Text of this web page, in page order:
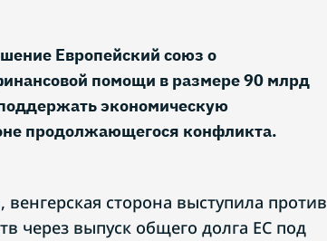
Европейский союз о
помощи в размере 90 млрд
экономическую
продолжающегося конфликта.
сторона выступила против
через выпуск общего долга ЕС под